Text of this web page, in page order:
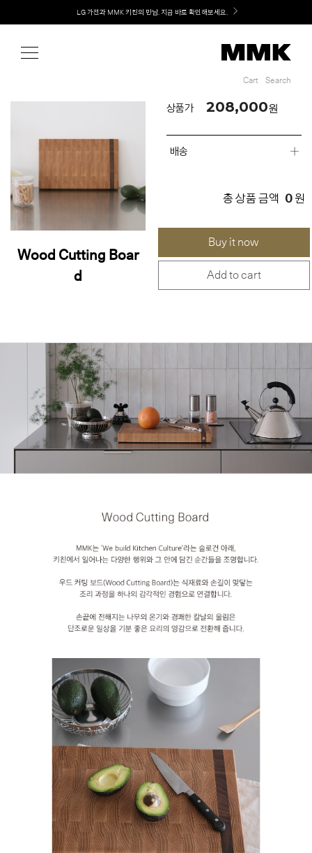
Welcome! 신규 회원가입 시 MMK Shop Coupon (총 60만원) 지급
Cart Search
Wood Cutting Boar
d
상품가 208,000원
배송
총 상품 금액 0 원
Buy it now
Add to cart